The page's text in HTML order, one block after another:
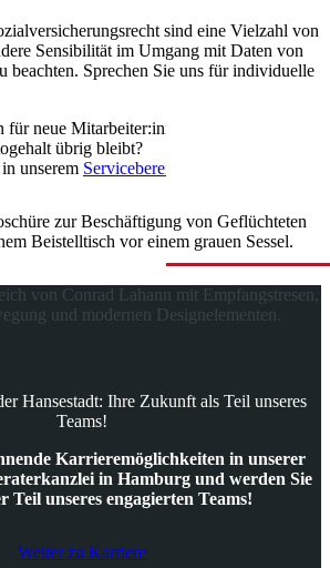
sind eine Vielzahl von
Sensibilität im Umgang mit Daten von
beachten. Sprechen Sie uns für individuelle
für neue Mitarbeiter:innen übermitteln oder
übrig bleibt?
unserem Servicebereich
Hansestadt: Ihre Zukunft als Teil unseres
Teams!
Karrieremöglichkeiten in unserer
in Hamburg und werden Sie
Teil unseres engagierten Teams!
Weiter zu Karriere